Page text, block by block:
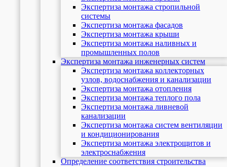
Экспертиза монтажа стропильной
системы
Экспертиза монтажа фасадов
Экспертиза монтажа крыши
Экспертиза монтажа наливных и
промышленных полов
Экспертиза монтажа инженерных систем
Экспертиза монтажа коллекторных
узлов, водоснабжения и канализации
Экспертиза монтажа отопления
Экспертиза монтажа теплого пола
Экспертиза монтажа ливневой
канализации
Экспертиза монтажа систем вентиляции
и кондиционирования
Экспертиза монтажа электрощитов и
электроснабжения
Определение соответствия строительства